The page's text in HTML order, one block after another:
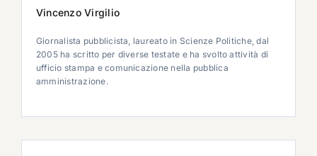
Vincenzo Virgilio
Giornalista pubblicista, laureato in Scienze Politiche, dal
2005 ha scritto per diverse testate e ha svolto attività di
ufficio stampa e comunicazione nella pubblica
amministrazione.